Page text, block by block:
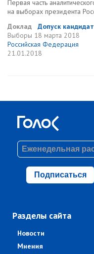
Первая часть
на выборах президента
Доклад
Допуск
Выборы 18 марта 2018
Российская Федерация
21.01.2018
Подписаться
Разделы сайта
Новости
Мнения